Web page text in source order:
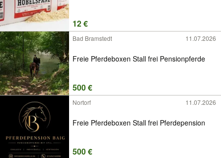
12 €
Bad Bramstedt 11.07.2026
Freie Pferdeboxen Stall frei Pensionpferde
500 €
Nortorf 11.07.2026
Freie Pferdeboxen Stall frei Pferdepension
500 €